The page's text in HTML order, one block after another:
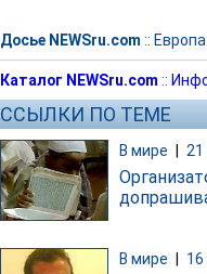
Досье NEWSru.com :: Европа
Каталог NEWSru.com ::
ССЫЛКИ ПО ТЕМЕ
В мире 21
В мире 16